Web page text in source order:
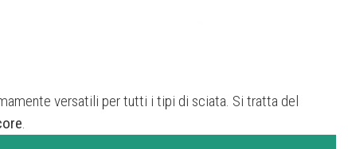
versatili per tutti i tipi di sciata. Si tratta del
.